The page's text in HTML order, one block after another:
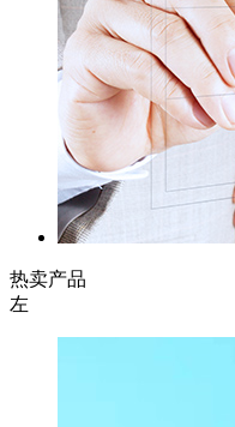
热卖产品
左